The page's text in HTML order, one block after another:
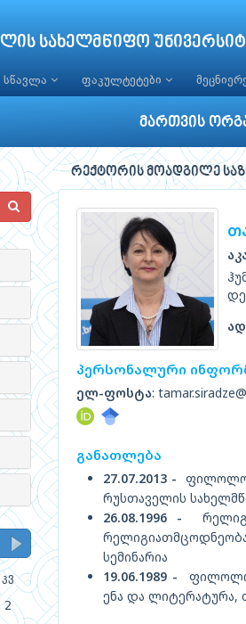
სახელმწიფო
სწავლა ფაკულტეტები
მართვის
კვ
2
რექტორის მოადგილე
პერსონალური
ელ-ფოსტა:
განათლება
27.07.2013 -
რუსთაველის
26.08.1996 -
სემინარია
19.06.1989 -
ენა და ლიტერატურა,